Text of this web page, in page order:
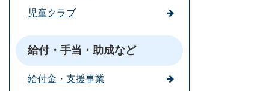
児童クラブ
給付・手当・助成など
給付金・支援事業